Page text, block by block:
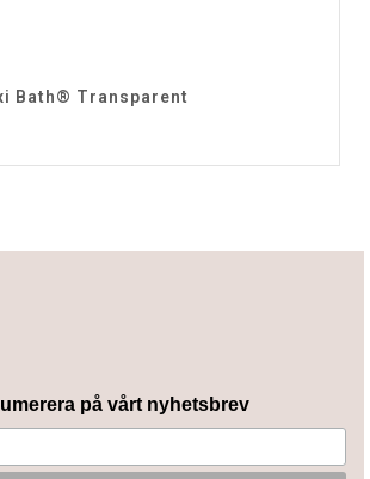
Bath® Transparent
på vårt nyhetsbrev